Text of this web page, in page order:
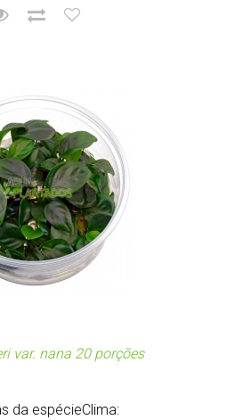
var. nana 20 porções
da espécieClima: